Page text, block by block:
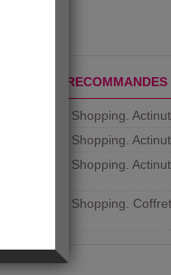
PRODUITS RECOMMANDES
Aujourdhui Shopping.
Aujourdhui Shopping.
Aujourdhui Shopping.
Aujourdhui Shopping.